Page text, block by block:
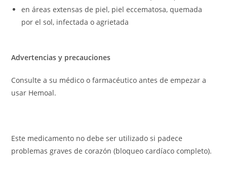
en áreas extensas de piel, piel eccematosa, quemada
por el sol, infectada o agrietada
Advertencias y precauciones
Consulte a su médico o farmacéutico antes de empezar a
usar Hemoal.
Este medicamento no debe ser utilizado si padece
problemas graves de corazón (bloqueo cardíaco completo).